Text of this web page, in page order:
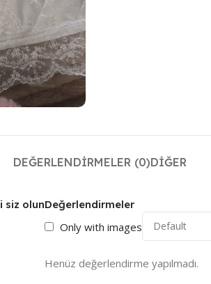
DEĞERLENDIRMELER (0)DIĞER
Değerlendirmeler
Only with images
Henüz değerlendirme yapılmadı.
siz olun